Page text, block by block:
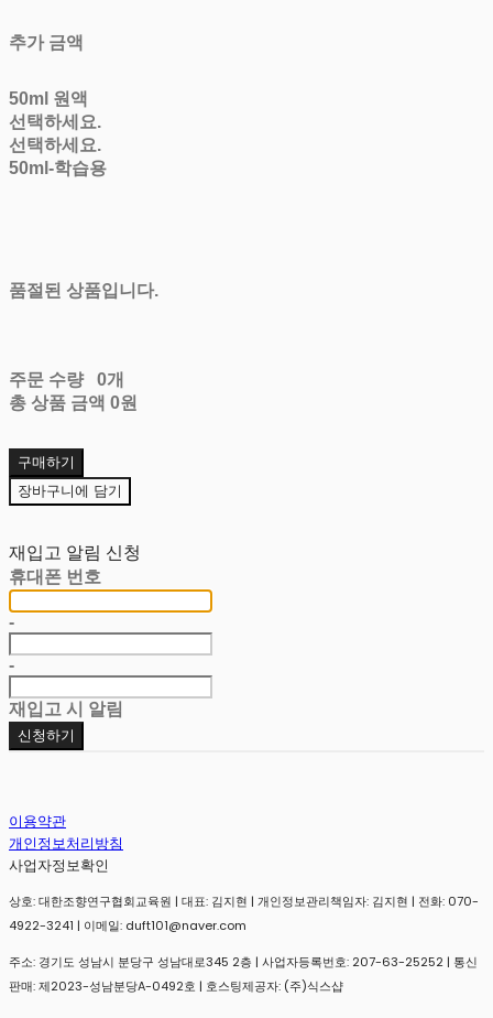
추가 금액
50ml 원액
선택하세요.
선택하세요.
50ml-학습용
품절된 상품입니다.
주문 수량
0개
총 상품 금액 0원
구매하기
장바구니에 담기
재입고 알림 신청
휴대폰 번호
-
-
재입고 시 알림
신청하기
이용약관
개인정보처리방침
사업자정보확인
상호: 대한조향연구협회교육원 | 대표: 김지현 | 개인정보관리책임자: 김지현 | 전화: 070-
4922-3241 | 이메일: duft101@naver.com
주소: 경기도 성남시 분당구 성남대로345 2층 | 사업자등록번호: 207-63-25252 | 통신
판매:제2023-성남분당A-0492호 | 호스팅제공자: (주)식스샵